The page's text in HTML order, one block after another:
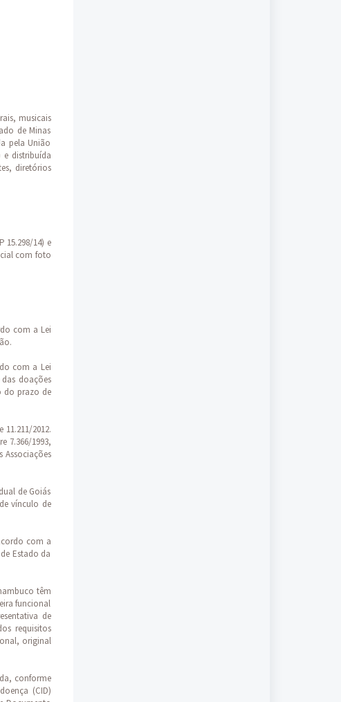
musicais
de Minas
pela União
e distribuída
diretórios
15.298/14) e
com foto
com a Lei
com a Lei
doações
do prazo de
2012.
7.366/1993,
Associações
de Goiás
vínculo de
com a
Estado da
têm
funcional
de
requisitos
original
conforme
(CID)